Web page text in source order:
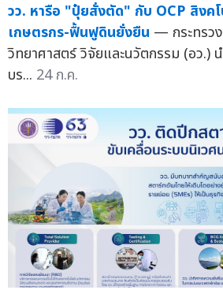
วว. หารือ "ปุ๋ยสั่งตัด" กับ OCP สิงค
เกษตรกร-ฟื้นฟูดินยั่งยืน — กระทรว
วิทยาศาสตร์ วิจัยและนวัตกรรม (อว.)
บร... 24 ก.ค.